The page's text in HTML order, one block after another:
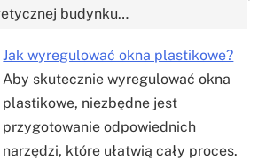
budynku…
Jak wyregulować okna plastikowe?
Aby skutecznie wyregulować okna
plastikowe, niezbędne jest
przygotowanie odpowiednich
narzędzi, które ułatwią cały proces.